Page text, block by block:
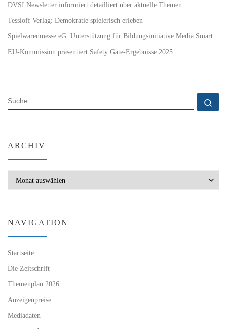
DVSI Newsletter informiert detailliert über aktuelle Themen
Tessloff Verlag: Demokratie spielerisch erleben
Spielwarenmesse eG: Unterstützung für Bildungsinitiative Media Smart
EU-Kommission präsentiert Safety Gate-Ergebnisse 2025
SUCHE
ARCHIV
NAVIGATION
Startseite
Die Zeitschrift
Themenplan 2026
Anzeigenpreise
Mediadaten